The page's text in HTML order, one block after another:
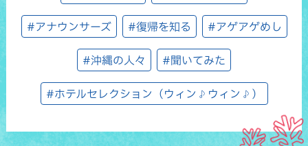
#アナウンサーズ #復帰を知る #アゲアゲめし
#沖縄の人々 #聞いてみた
#ホテルセレクション（ウィン♪ウィン♪）